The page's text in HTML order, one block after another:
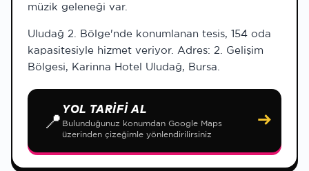
müzik geleneği var.
Uludağ 2. Bölge'nde konumlanan tesis, 154 oda
kapasitesiyle hizmet veriyor. Adres: 2. Gelişim
Bölgesi, Karinna Hotel Uludağ, Bursa.
📍
YOL TARIFI AL
Bulunduğunuz konumdan Google Maps
üzerinden çizeğimle yönlendirilirsiniz
→